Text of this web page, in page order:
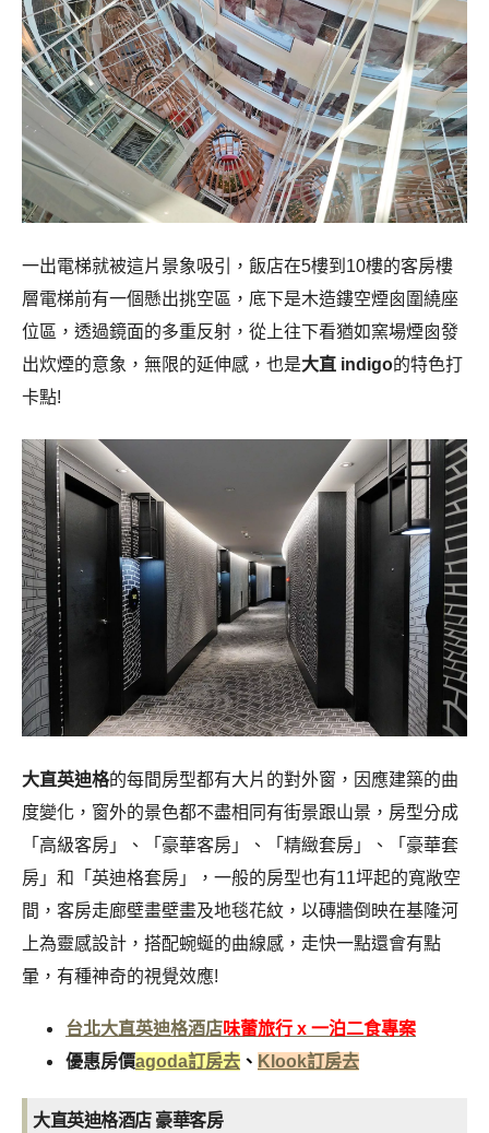
一出電梯就被這片景象吸引，飯店在5樓到10樓的客房樓
層電梯前有一個懸出挑空區，底下是木造鏤空煙囪圍繞座
位區，透過鏡面的多重反射，從上往下看猶如窯場煙囪發
出炊煙的意象，無限的延伸感，也是大直 indigo的特色打
卡點!
大直英迪格的每間房型都有大片的對外窗，因應建築的曲
度變化，窗外的景色都不盡相同有街景跟山景，房型分成
「高級客房」、「豪華客房」、「精緻套房」、「豪華套
房」和「英迪格套房」，一般的房型也有11坪起的寬敞空
間，客房走廊壁畫壁畫及地毯花紋，以磚牆倒映在基隆河
上為靈感設計， 搭配蜿蜒的曲線感，走快一點還會有點
暈，有種神奇的視覺效應!
台北大直英迪格酒店味蕾旅行 x 一泊二食專案
優惠房價agoda訂房去 、 Klook訂房去
大直英迪格酒店 豪華客房